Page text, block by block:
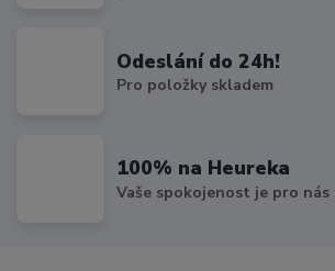
Odeslání do 24h!
Pro položky skladem
100% na Heureka
Vaše spokojenost je pro